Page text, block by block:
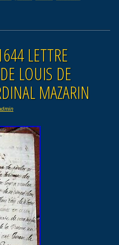
LETTRE
LOUIS DE
MAZARIN